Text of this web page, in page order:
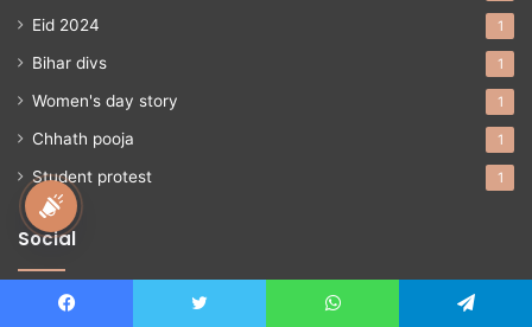
Eid 2024 1
Bihar divs 1
Women's day story 1
Chhath pooja 1
Student protest 1
Social